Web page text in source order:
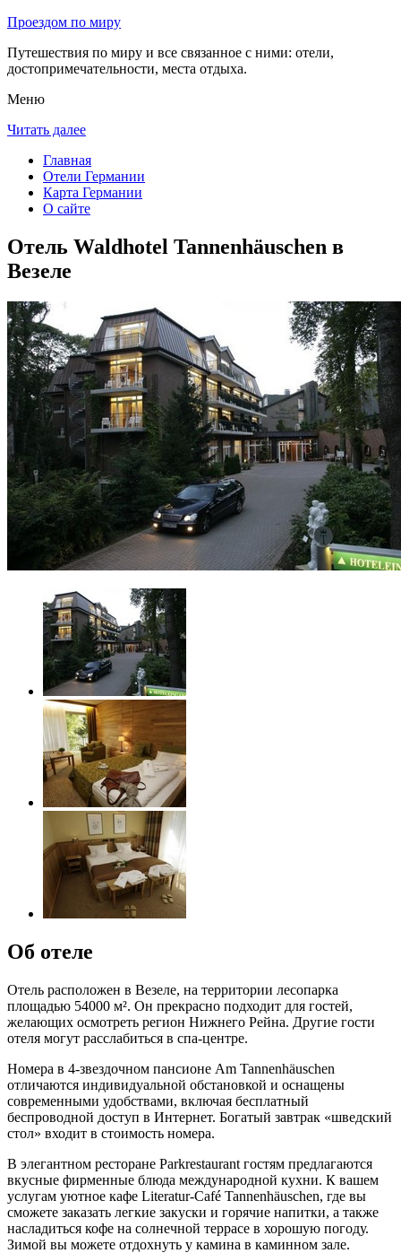
Проездом по миру
Путешествия по миру и все связанное с ними: отели,
достопримечательности, места отдыха.
Меню
Читать далее
Главная
Отели Германии
Карта Германии
О сайте
Отель Waldhotel Tannenhäuschen в
Везеле
Об отеле
Отель расположен в Везеле, на территории лесопарка
площадью 54000 м². Он прекрасно подходит для гостей,
желающих осмотреть регион Нижнего Рейна. Другие гости
отеля могут расслабиться в спа-центре.
Номера в 4-звездочном пансионе Am Tannenhäuschen
отличаются индивидуальной обстановкой и оснащены
современными удобствами, включая бесплатный
беспроводной доступ в Интернет. Богатый завтрак «шведский
стол» входит в стоимость номера.
В элегантном ресторане Parkrestaurant гостям предлагаются
вкусные фирменные блюда международной кухни. К вашем
услугам уютное кафе Literatur-Café Tannenhäuschen, где вы
сможете заказать легкие закуски и горячие напитки, а также
насладиться кофе на солнечной террасе в хорошую погоду.
Зимой вы можете отдохнуть у камина в каминном зале.